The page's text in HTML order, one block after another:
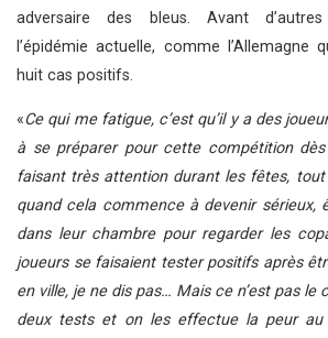
adversaire des bleus. Avant
l’épidémie actuelle, comme l’Allemagne
huit cas positifs.
«Ce qui me fatigue, c’est qu’il y a des
à se préparer pour cette compétition
faisant très attention durant les fêtes,
quand cela commence à devenir sérieux,
dans leur chambre pour regarder les
joueurs se faisaient tester positifs après
en ville, je ne dis pas… Mais ce n’est pas le
deux tests et on les effectue la peur au